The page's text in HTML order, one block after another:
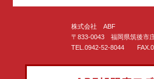
株式会社 ABF
〒833-0043 福岡県筑後市
TEL.0942-52-8044